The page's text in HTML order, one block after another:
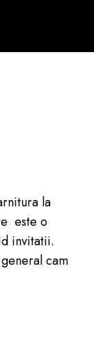
la
este o
invitatii.
cam